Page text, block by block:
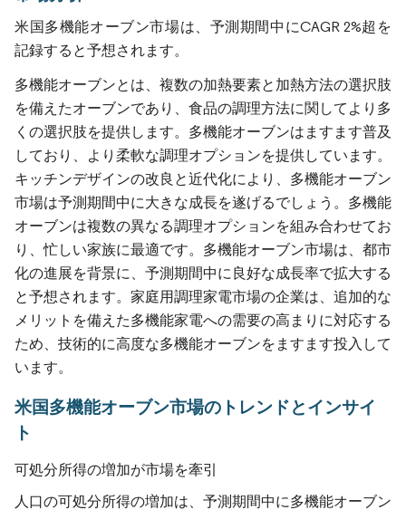
米国多機能オーブン市場は、予測期間中にCAGR 2%超を
記録すると予想されます。
多機能オーブンとは、複数の加熱要素と加熱方法の選択肢
を備えたオーブンであり、食品の調理方法に関してより多
くの選択肢を提供します。多機能オーブンはますます普及
しており、より柔軟な調理オプションを提供しています。
キッチンデザインの改良と近代化により、多機能オーブン
市場は予測期間中に大きな成長を遂げるでしょう。多機能
オーブンは複数の異なる調理オプションを組み合わせてお
り、忙しい家族に最適です。多機能オーブン市場は、都市
化の進展を背景に、予測期間中に良好な成長率で拡大する
と予想されます。家庭用調理家電市場の企業は、追加的な
メリットを備えた多機能家電への需要の高まりに対応する
ため、技術的に高度な多機能オーブンをますます投入して
います。
米国多機能オーブン市場のトレンドとインサイ
ト
可処分所得の増加が市場を牽引
人口の可処分所得の増加は、予測期間中に多機能オーブン